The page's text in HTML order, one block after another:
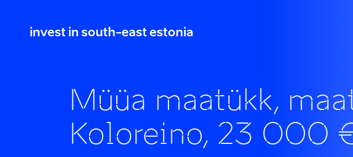
invest in south-east estonia
Müüa maatükk,
Koloreino, 23 000